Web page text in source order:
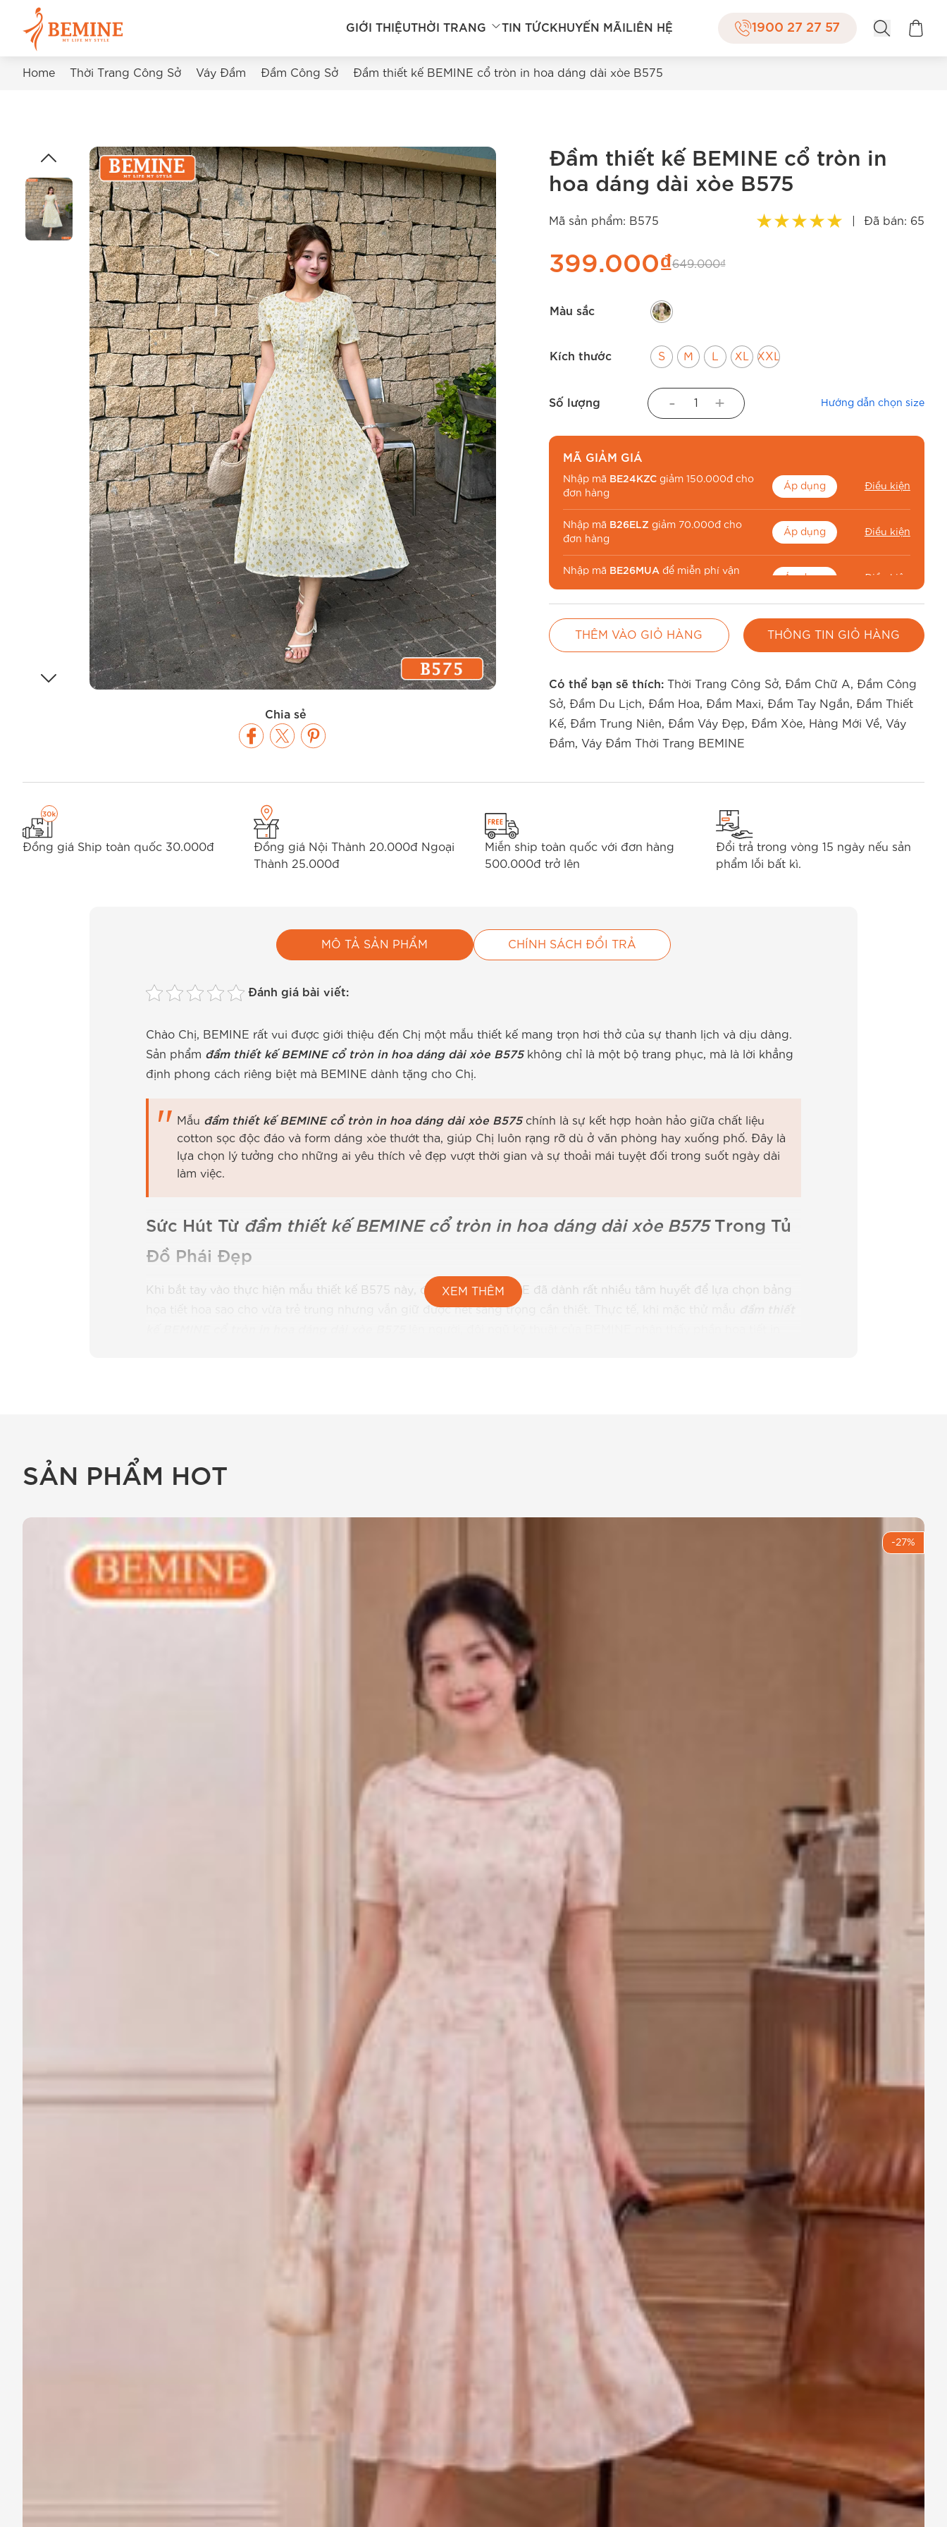
GIỚI THIỆUTHỜI TRANG TIN TỨC KHUYẾN MÃI LIÊN HỆ 1900 27 27 57
Home Thời Trang Công Sở Váy Đầm Đầm Công Sở Đầm thiết kế BEMINE cổ tròn in hoa dáng dài xòe B575
Chia sẻ
Đầm thiết kế BEMINE cổ tròn in
hoa dáng dài xòe B575
Mã sản phẩm: B575 ★★★★★ Đã bán: 65
399.000₫649.000₫
Màu sắc
Kích thước S M L XL XXL
Số lượng - + Hướng dẫn chọn size
MÃ GIẢM GIÁ
Nhập mã BE24KZCgiảm 150.000đ cho
đơn hàng
Áp dụng Điều kiện
Nhập mã B26ELZ giảm 70.000đ cho
đơn hàng
Áp dụng Điều kiện
Nhập mã BE26MUAđể miễn phí vận
Áp dụng Điều kiện
THÊM VÀO GIỎ HÀNG THÔNG TIN GIỎ HÀNG
Có thể bạn sẽ thích: Thời Trang Công Sở, Đầm Chữ A, Đầm Công
Sở, Đầm Du Lịch, Đầm Hoa, Đầm Maxi, Đầm Tay Ngắn, Đầm Thiết
Kế, Đầm Trung Niên, Đầm Váy Đẹp, Đầm Xòe, Hàng Mới Về, Váy
Đầm, Váy Đầm Thời Trang BEMINE
Đồng giá Ship toàn quốc 30.000đ
Đồng giá Nội Thành 20.000đ Ngoại
Thành 25.000đ
Miễn ship toàn quốc với đơn hàng
500.000đ trở lên
Đổi trả trong vòng 15 ngày nếu sản
phẩm lỗi bất kì.
MÔ TẢ SẢN PHẨM CHÍNH SÁCH ĐỔI TRẢ
Đánh giá bài viết:
Chào Chị, BEMINE rất vui được giới thiệu đến Chị một mẫu thiết kế mang trọn hơi thở của sự thanh lịch và dịu dàng.
Sản phẩm đầm thiết kế BEMINE cổ tròn in hoa dáng dài xòe B575không chỉ là một bộ trang phục, mà là lời khẳng
định phong cách riêng biệt mà BEMINE dành tặng cho Chị.
Mẫu đầm thiết kế BEMINE cổ tròn in hoa dáng dài xòe B575chính là sự kết hợp hoàn hảo giữa chất liệu
cotton sọc độc đáo và form dáng xòe thướt tha, giúp Chị luôn rạng rỡ dù ở văn phòng hay xuống phố. Đây là
lựa chọn lý tưởng cho những ai yêu thích vẻ đẹp vượt thời gian và sự thoải mái tuyệt đối trong suốt ngày dài
làm việc.
Sức Hút Từ đầm thiết kế BEMINE cổ tròn in hoa dáng dài xòe B575Trong Tủ
Đồ Phái Đẹp
Khi bắt tay vào thực hiện mẫu thiết kế B575 này, đội ngũ tại BEMINE đã dành rất nhiều tâm huyết để lựa chọn bảng
họa tiết hoa sao cho vừa trẻ trung nhưng vẫn giữ được nét sang trọng cần thiết. Thực tế, khi mặc thử mẫu
Điểm đặc biệt nhất của đầm thiết kế BEMINE cổ tròn in hoa dáng dài xòe B575 nằm ở chất liệu COTTON SỌC
Chi tiết sản phẩm
Chất liệu & cảm giác mặc
nằm ở chất liệu COTTON SỌC. Đây
là loại vải mà BEMINE đã dành nhiều thời gian để test độ bền màu và độ co rút. Qua hơn 5 lần giặt thử nghiệm bằng
máy ở chế độ thường, vải vẫn giữ được bề mặt đanh mịn, không hề bị xù lông hay biến dạng form dáng.
Chất liệu cotton sọc có ưu điểm là độ thoáng khí cực cao, giúp Chị luôn cảm thấy mát mẻ dù phải di chuyển nhiều.
đầm thiết kếnày được lót thêm một lớp
vải mềm mại phía trong. Thiết kế đầm 2 lớp này giúp trang phục lên form đứng dáng hơn, đồng thời mang lại sự kín
XEM THÊM
SẢN PHẨM HOT
-27%